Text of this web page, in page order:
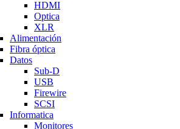
HDMI
Optica
XLR
Alimentación
Fibra óptica
Datos
Sub-D
USB
Firewire
SCSI
Informatica
Monitores